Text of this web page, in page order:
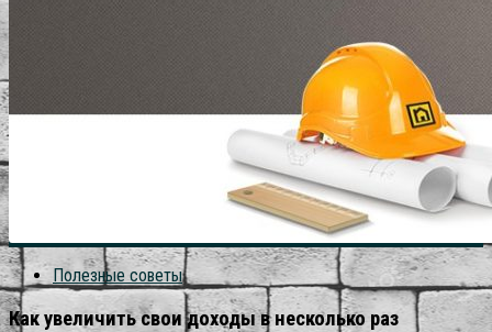
Полезные советы
Как увеличить свои доходы в несколько раз